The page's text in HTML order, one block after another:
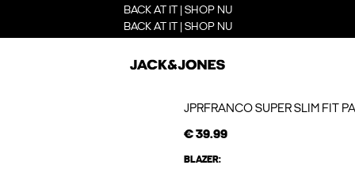
BACK AT IT | SHOP NU
BACK AT IT | SHOP NU
JPRFRANCO SUPER SLIM FIT
€ 39.99
BLAZER: